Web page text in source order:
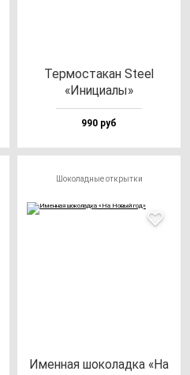
Тер­мос­та­кан Ste­el
«Ини­ци­алы»
990 руб
Шоколадные открытки
Имен­ная шо­ко­лад­ка «На